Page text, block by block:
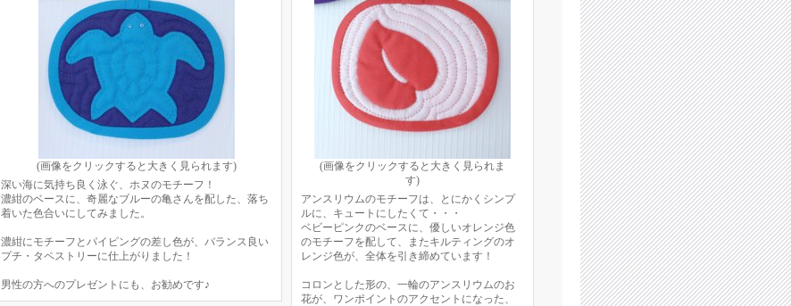
(画像をクリックすると大きく見られます)
深い海に気持ち良く泳ぐ、ホヌのモチーフ！
濃紺のベースに、奇麗なブルーの亀さんを配した、落ち
着いた色合いにしてみました。
濃紺にモチーフとパイピングの差し色が、バランス良い
プチ・タペストリーに仕上がりました！
男性の方へのプレゼントにも、お勧めです♪
(画像をクリックすると大きく見られま
す)
アンスリウムのモチーフは、とにかくシンプ
ルに、キュートにしたくて・・・
ベビーピンクのベースに、優しいオレンジ色
のモチーフを配して、またキルティングのオ
レンジ色が、全体を引き締めています！
コロンとした形の、一輪のアンスリウムのお
花が、ワンポイントのアクセントになった、